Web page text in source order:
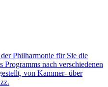
Philharmonie für Sie die
Programms nach verschiedenen
von Kammer- über